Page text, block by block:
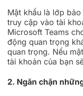
Mật khẩu là lớp
truy cập vào tài
Microsoft Teams
động quan trọng
quan trọng. Nếu
tài khoản của bạn
2. Ngăn chặn